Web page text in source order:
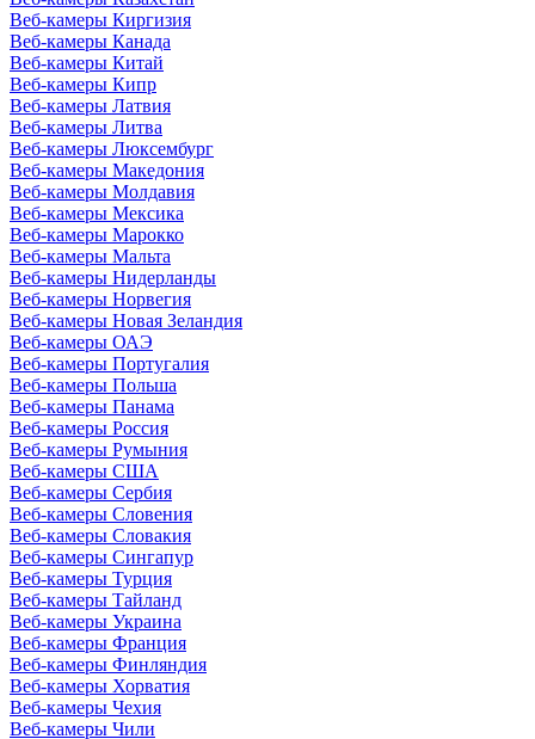
Веб-камеры Киргизия
Веб-камеры Канада
Веб-камеры Китай
Веб-камеры Кипр
Веб-камеры Латвия
Веб-камеры Литва
Веб-камеры Люксембург
Веб-камеры Македония
Веб-камеры Молдавия
Веб-камеры Мексика
Веб-камеры Марокко
Веб-камеры Мальта
Веб-камеры Нидерланды
Веб-камеры Норвегия
Веб-камеры Новая Зеландия
Веб-камеры ОАЭ
Веб-камеры Португалия
Веб-камеры Польша
Веб-камеры Панама
Веб-камеры Россия
Веб-камеры Румыния
Веб-камеры США
Веб-камеры Сербия
Веб-камеры Словения
Веб-камеры Словакия
Веб-камеры Сингапур
Веб-камеры Турция
Веб-камеры Тайланд
Веб-камеры Украина
Веб-камеры Франция
Веб-камеры Финляндия
Веб-камеры Хорватия
Веб-камеры Чехия
Веб-камеры Чили